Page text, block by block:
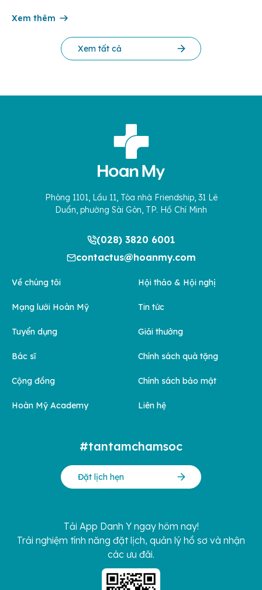
cứu Phát triển Doanh nghiệp Châu Á […]
Xem thêm
Xem tất cả
Phòng 1101, Lầu 11, Tòa nhà Friendship, 31 Lê
Duẩn, phường Sài Gòn, TP. Hồ Chí Minh
(028) 3820 6001
contactus@hoanmy.com
Về chúng tôi
Mạng lưới Hoàn Mỹ
Tuyển dụng
Bác sĩ
Cộng đồng
Hoàn Mỹ Academy
Hội thảo & Hội nghị
Tin tức
Giải thưởng
Chính sách quà tặng
Chính sách bảo mật
Liên hệ
#tantamchamsoc
Đặt lịch hẹn
Tải App Danh Y ngay hôm nay!
Trải nghiệm tính năng đặt lịch, quản lý hồ sơ và nhận
các ưu đãi.